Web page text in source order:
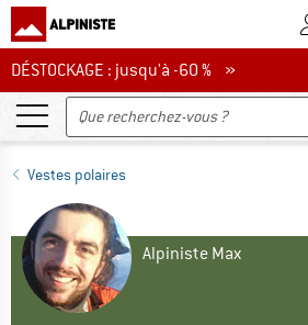
DÉSTOCKAGE : jusqu'à -60 %
DÉSTOCKAGE : jusqu'à -60 % »
Vestes polaires
Alpiniste Max